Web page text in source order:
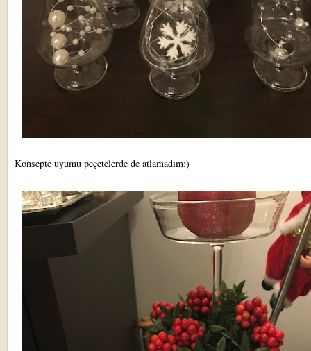
Konsepte uyumu peçetelerde de atlamadım:)